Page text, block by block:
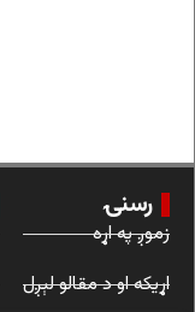
رسنۍ
زموږ په اړه
اړیکه او د مقالو لېږل